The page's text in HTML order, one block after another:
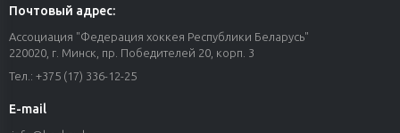
Почтовый адрес:
Ассоциация "Федерация хоккея Республики Беларусь"
220020, г. Минск, пр. Победителей 20, корп. 3
Тел.: +375 (17) 336-12-25
E-mail